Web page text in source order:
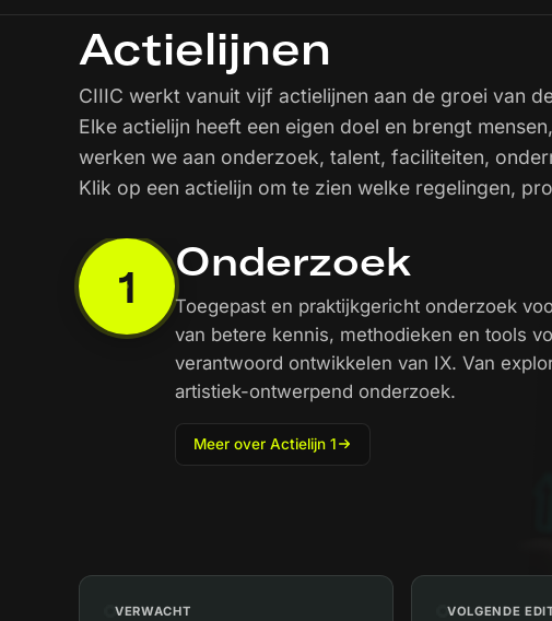
Actielijnen
CIIIC werkt vanuit vijf actielijnen aan de groei van
Elke actielijn heeft een eigen doel en brengt
werken we aan onderzoek, talent, faciliteiten,
Klik op een actielijn om te zien welke regelingen,
1 Onderzoek
Toegepast en praktijkgericht onderzoek
van betere kennis, methodieken en tools
verantwoord ontwikkelen van IX. Van
artistiek-ontwerpend onderzoek.
Meer over Actielijn 1
VERWACHT VOLGENDE